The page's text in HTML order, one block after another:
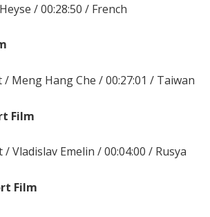
/ 00:28:50 / French
Meng Hang Che / 00:27:01 / Taiwan
Film
Vladislav Emelin / 00:04:00 / Rusya
Film